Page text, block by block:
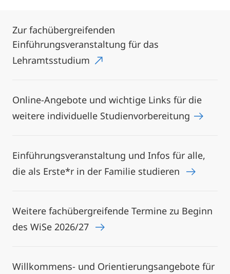
Zur fachübergreifenden
Einführungsveranstaltung für das
Lehramtsstudium
Online-Angebote und wichtige Links für die
weitere individuelle Studienvorbereitung
Einführungsveranstaltung und Infos für alle,
die als Erste*r in der Familie studieren
Weitere fachübergreifende Termine zu Beginn
des WiSe 2026/27
Willkommens- und Orientierungsangebote für